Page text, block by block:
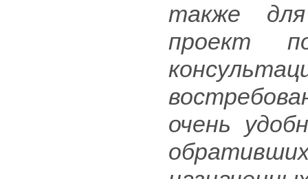
также
проект
очень